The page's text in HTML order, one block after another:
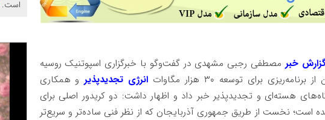
خبر مصطفی رجبی مشهدی در گفت‌وگو با خبرگزاری اسپوتنیک روسیه
برای توسعه ۳۰ هزار مگاوات
انرژی تجدیدپذیر و همکاری
هسته‌ای و تجدیدپذیر خبر داد و اظهار داشت: دو کریدور اصلی برای
است؛ نخست از طریق جمهوری آذربایجان که از نظر فنی ساده‌تر و سریع‌تر
است.